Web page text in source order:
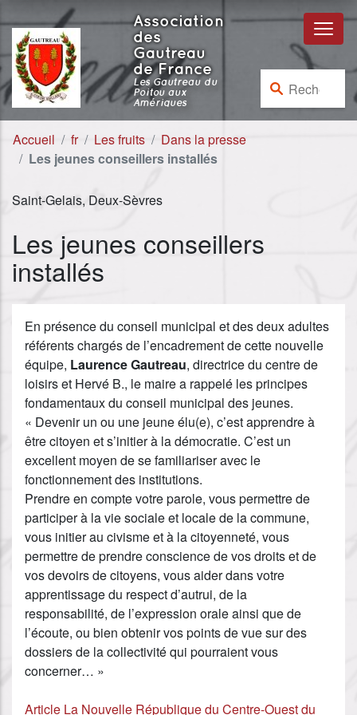
Aller au contenu
Aller à la navigation
Association
des
Gautreau
de France
Les Gautreau du
Poitou aux
Amériques
Rechercher :
Accueil fr Les fruits
Dans la presse
Les jeunes conseillers installés
Saint-Gelais, Deux-Sèvres
Les jeunes conseillers
installés
En présence du conseil municipal et des deux adultes
référents chargés de l’encadrement de cette nouvelle
équipe, Laurence Gautreau, directrice du centre de
loisirs et Hervé B., le maire a rappelé les principes
fondamentaux du conseil municipal des jeunes.
« Devenir un ou une jeune élu(e), c’est apprendre à
être citoyen et s’initier à la démocratie. C’est un
excellent moyen de se familiariser avec le
fonctionnement des institutions.
Prendre en compte votre parole, vous permettre de
participer à la vie sociale et locale de la commune,
vous initier au civisme et à la citoyenneté, vous
permettre de prendre conscience de vos droits et de
vos devoirs de citoyens, vous aider dans votre
apprentissage du respect d’autrui, de la
responsabilité, de l’expression orale ainsi que de
l’écoute, ou bien obtenir vos points de vue sur des
dossiers de la collectivité qui pourraient vous
concerner… »
Article La Nouvelle République du Centre-Ouest du